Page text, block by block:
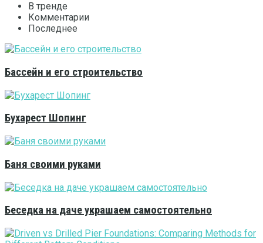
В тренде
Комментарии
Последнее
Бассейн и его строительство
Бухарест Шопинг
Баня своими руками
Беседка на даче украшаем самостоятельно